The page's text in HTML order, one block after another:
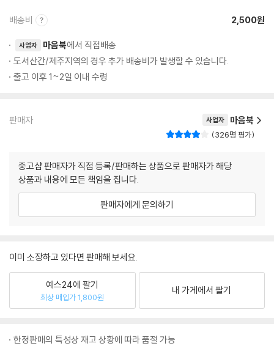
배송비 2,500원
사업자 마음북에서 직접배송
도서산간/제주지역의 경우 추가 배송비가 발생할 수 있습니다.
출고 이후 1~2일 이내 수령
판매자 사업자 마음북
326명 평가
중고샵 판매자가 직접 등록/판매하는 상품으로 판매자가 해당
상품과 내용에 모든 책임을 집니다.
판매자에게 문의하기
이미 소장하고 있다면 판매해 보세요.
예스24에 팔기
최상 매입가 1,800원
내 가게에서 팔기
한정판매의 특성상 재고 상황에 따라 품절 가능